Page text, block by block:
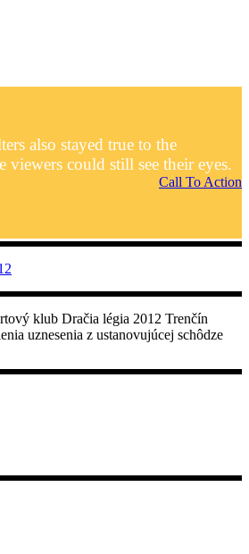
also stayed true to the
viewers could still see their eyes.
Call To Action
klub Dračia légia 2012 Trenčín
uznesenia z ustanovujúcej schôdze